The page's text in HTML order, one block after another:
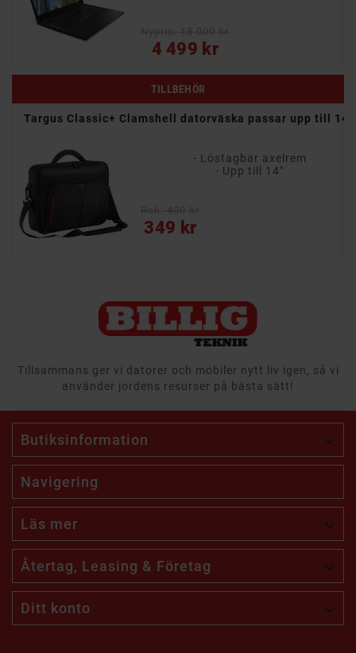
4 499 kr
Pris
TILLBEHÖR
Targus Classic+ Clamshell datorväska passar upp till 14"
- Löstagbar axelrem
- Upp till 14"
349 kr
Pris
Tillsammans ger vi datorer och mobiler nytt liv igen, så vi
använder jordens resurser på bästa sätt!
Butiksinformation 
Navigering
Läs mer 
Återtag, Leasing & Företag 
Ditt konto 